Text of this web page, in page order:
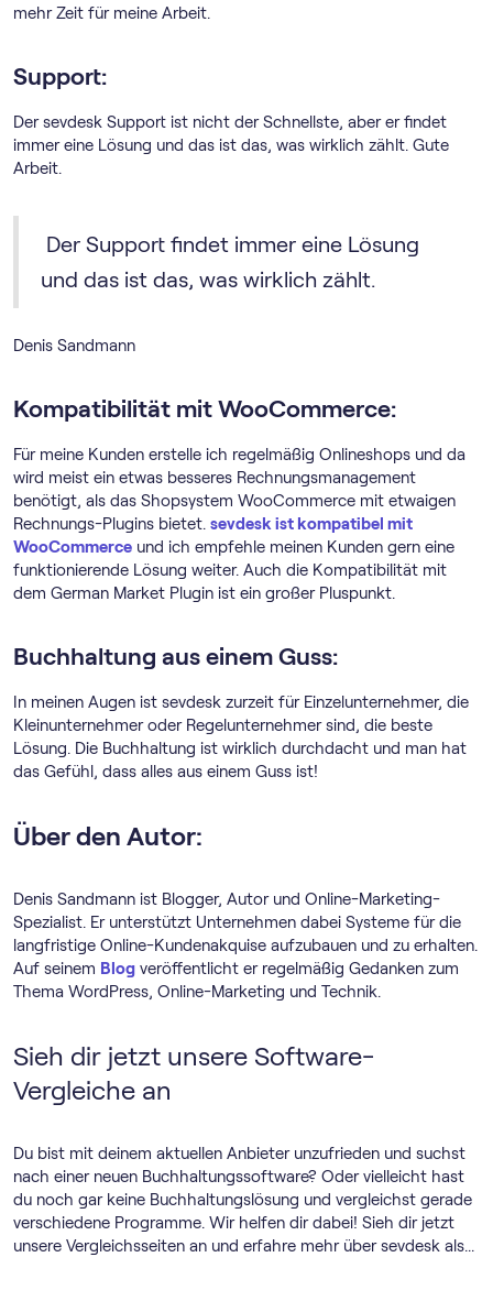
mehr Zeit für meine Arbeit.
Support:
Der sevdesk Support ist nicht der Schnellste, aber er findet
immer eine Lösung und das ist das, was wirklich zählt. Gute
Arbeit.
Der Support findet immer eine Lösung
und das ist das, was wirklich zählt.
Denis Sandmann
Kompatibilität mit WooCommerce:
Für meine Kunden erstelle ich regelmäßig Onlineshops und da
wird meist ein etwas besseres Rechnungsmanagement
benötigt, als das Shopsystem WooCommerce mit etwaigen
Rechnungs-Plugins bietet. sevdesk ist kompatibel mit
WooCommerce und ich empfehle meinen Kunden gern eine
funktionierende Lösung weiter. Auch die Kompatibilität mit
dem German Market Plugin ist ein großer Pluspunkt.
Buchhaltung aus einem Guss:
In meinen Augen ist sevdesk zurzeit für Einzelunternehmer, die
Kleinunternehmer oder Regelunternehmer sind, die beste
Lösung. Die Buchhaltung ist wirklich durchdacht und man hat
das Gefühl, dass alles aus einem Guss ist!
Über den Autor:
Denis Sandmann ist Blogger, Autor und Online-Marketing-
Spezialist. Er unterstützt Unternehmen dabei Systeme für die
langfristige Online-Kundenakquise aufzubauen und zu erhalten.
Auf seinem Blog veröffentlicht er regelmäßig Gedanken zum
Thema WordPress, Online-Marketing und Technik.
Sieh dir jetzt unsere Software-
Vergleiche an
Du bist mit deinem aktuellen Anbieter unzufrieden und suchst
nach einer neuen Buch­haltungs­software? Oder vielleicht hast
du noch gar keine Buchhaltungslösung und vergleichst gerade
verschiedene Programme. Wir helfen dir dabei! Sieh dir jetzt
unsere Vergleichsseiten an und erfahre mehr über sevdesk als...